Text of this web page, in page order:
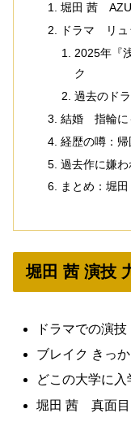
堀田 茜
ドラマ リュ
2025年『
ク
過去のド
結婚 指輪に
経歴の噂：帰
過去作に嫌わ
まとめ：堀
堀田 茜 演技
ドラマでの演
ブレイク きっ
どこの大学に
堀田 茜 真面目